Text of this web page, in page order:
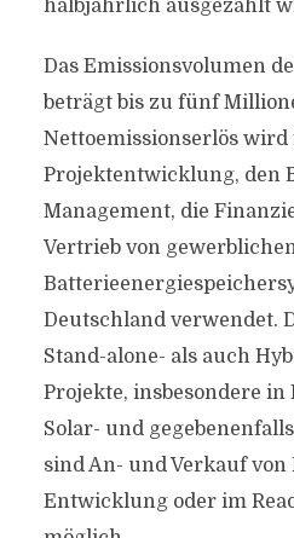
halbjährlich ausgezahlt
Das Emissionsvolumen
beträgt bis zu fünf
Nettoemissionserlös wird
Projektentwicklung, den
Management, die
Vertrieb von
Deutschland verwendet.
Stand-alone- als auch
Projekte, insbesondere
Solar- und
sind An- und Verkauf
Entwicklung oder im